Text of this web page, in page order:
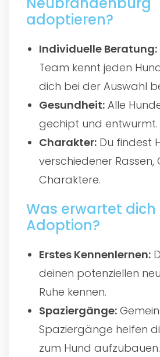
adoptieren?
Individuelle Beratung:
Team kennt jeden
dich bei der Auswahl
Gesundheit: Alle
gechipt und entwurmt.
Charakter: Du findest
verschiedener Rassen,
Charaktere.
Was erwartet dich
Adoption?
Erstes Kennenlernen:
deinen potenziellen
Ruhe kennen.
Spaziergänge:
Spaziergänge helfen
zum Hund aufzubauen.